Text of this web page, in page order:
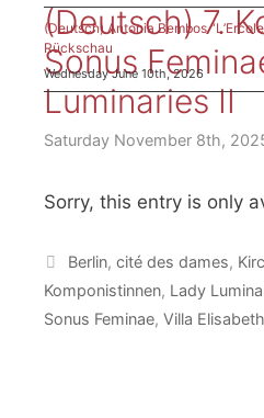
(Deutsch) 7.
Sonus
Luminaries II
Saturday November 8th,
Sorry, this entry is only
Tags
Berlin, cité des dames,
Komponistinnen, Lady
Sonus Feminae, Villa Elisabeth
(Deutsch) Antonia Bembos
Rückschau
Wednesday June 10th, 2026
Donate